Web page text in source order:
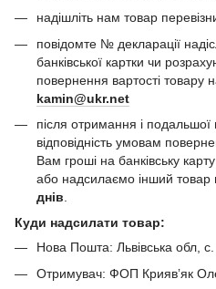
надішліть нам товар
повідомте № декларації
банківської картки чи
повернення вартості товару
kamin@ukr.net
після отримання і подальшої
відповідність умовам
Вам гроші на банківську
або надсилаємо інший товар
днів
Куди надсилати товар:
Нова Пошта: Львівська обл,
Отримувач: ФОП Криявʼяк